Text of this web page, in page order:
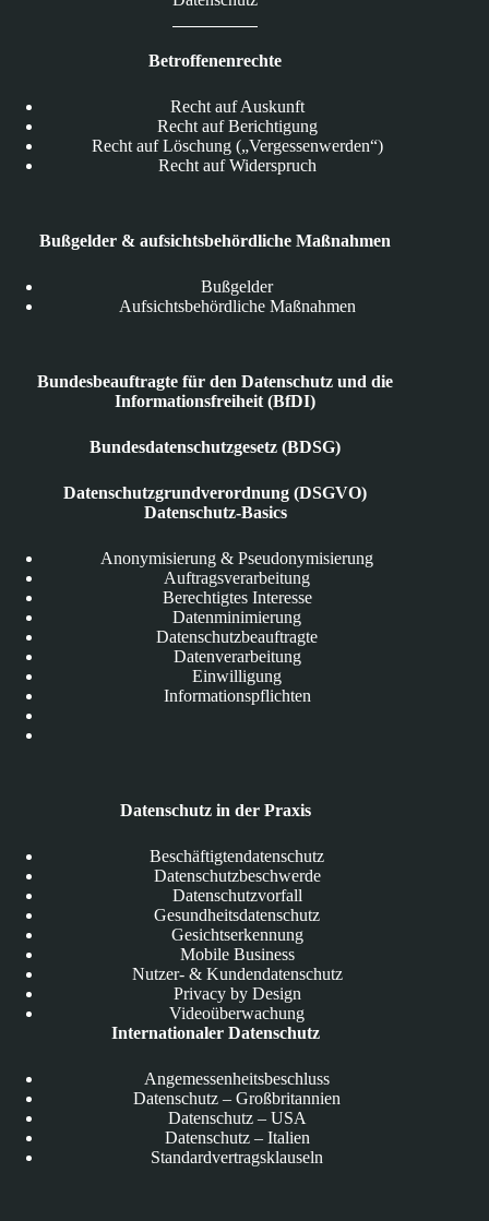
Betroffenenrechte
Recht auf Auskunft
Recht auf Berichtigung
Recht auf Löschung („Vergessenwerden“)
Recht auf Widerspruch
Bußgelder & aufsichtsbehördliche Maßnahmen
Bußgelder
Aufsichtsbehördliche Maßnahmen
Bundesbeauftragte für den Datenschutz und die
Informationsfreiheit (BfDI)
Bundesdatenschutzgesetz (BDSG)
Datenschutzgrundverordnung (DSGVO)
Datenschutz-Basics
Anonymisierung & Pseudonymisierung
Auftragsverarbeitung
Berechtigtes Interesse
Datenminimierung
Datenschutzbeauftragte
Datenverarbeitung
Einwilligung
Informationspflichten
Datenschutz in der Praxis
Beschäftigtendatenschutz
Datenschutzbeschwerde
Datenschutzvorfall
Gesundheitsdatenschutz
Gesichtserkennung
Mobile Business
Nutzer- & Kundendatenschutz
Privacy by Design
Videoüberwachung
Internationaler Datenschutz
Angemessenheitsbeschluss
Datenschutz – Großbritannien
Datenschutz – USA
Datenschutz – Italien
Standardvertragsklauseln